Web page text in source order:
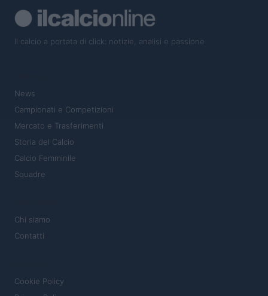
Il calcio a portata di click: notizie, analisi e passione
News
Campionati e Competizioni
Mercato e Trasferimenti
Storia del Calcio
Calcio Femminile
Squadre
Chi siamo
Contatti
Cookie Policy